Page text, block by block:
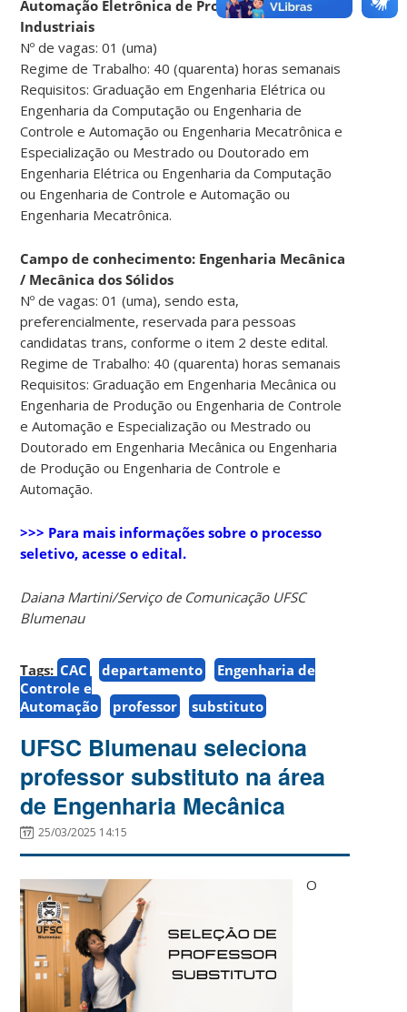
Automação Eletrônica de Processos Elétricos e
Industriais
Nº de vagas: 01 (uma)
Regime de Trabalho: 40 (quarenta) horas semanais
Requisitos: Graduação em Engenharia Elétrica ou
Engenharia da Computação ou Engenharia de
Controle e Automação ou Engenharia Mecatrônica e
Especialização ou Mestrado ou Doutorado em
Engenharia Elétrica ou Engenharia da Computação
ou Engenharia de Controle e Automação ou
Engenharia Mecatrônica.
Campo de conhecimento: Engenharia Mecânica
/ Mecânica dos Sólidos
Nº de vagas: 01 (uma), sendo esta,
preferencialmente, reservada para pessoas
candidatas trans, conforme o item 2 deste edital.
Regime de Trabalho: 40 (quarenta) horas semanais
Requisitos: Graduação em Engenharia Mecânica ou
Engenharia de Produção ou Engenharia de Controle
e Automação e Especialização ou Mestrado ou
Doutorado em Engenharia Mecânica ou Engenharia
de Produção ou Engenharia de Controle e
Automação.
>>> Para mais informações sobre o processo
seletivo, acesse o edital.
Daiana Martini/Serviço de Comunicação UFSC
Blumenau
Tags: CAC departamento
Engenharia de
Controle e
Automação
professor substituto
UFSC Blumenau seleciona
professor substituto na área
de Engenharia Mecânica
25/03/2025 14:15
O